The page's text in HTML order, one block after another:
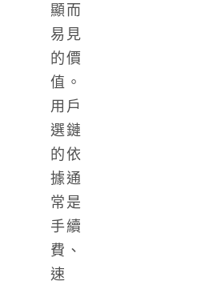
顯而
易見
的價
值。
用戶
選鏈
的依
據通
常是
手續
費、
速